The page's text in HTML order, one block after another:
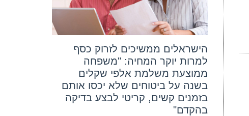
הישראלים ממשיכים לזרוק כסף
למרות יוקר המחיה: "משפחה
ממוצעת משלמת אלפי שקלים
בשנה על ביטוחים שלא יכסו אותם
בזמנים קשים, קריטי לבצע בדיקה
בהקדם"